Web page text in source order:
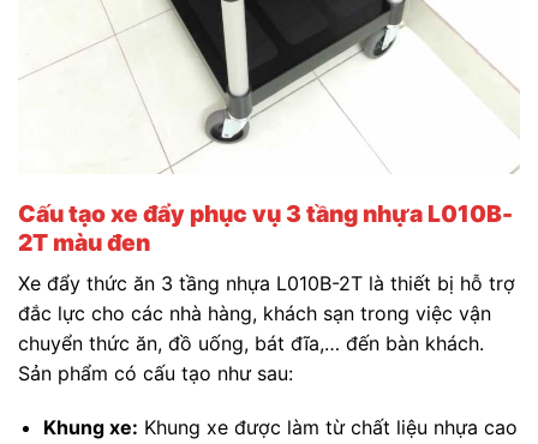
Cấu tạo xe đẩy phục vụ 3 tầng nhựa L010B-
2T màu đen
Xe đẩy thức ăn 3 tầng nhựa L010B-2T là thiết bị hỗ trợ
đắc lực cho các nhà hàng, khách sạn trong việc vận
chuyển thức ăn, đồ uống, bát đĩa,… đến bàn khách.
Sản phẩm có cấu tạo như sau:
Khung xe: Khung xe được làm từ chất liệu nhựa cao